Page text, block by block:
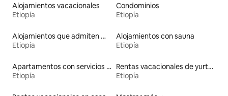
Alojamientos vacacionales
Etiopía
Condominios
Etiopía
Alojamientos que admiten mascotas
Etiopía
Alojamientos con sauna
Etiopía
Apartamentos con servicios incluidos vacacionales
Etiopía
Rentas vacacionales de yurtas con jacuzzi
Etiopía